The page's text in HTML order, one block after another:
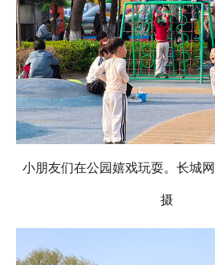
小朋友们在公园嬉戏玩耍。长城
摄